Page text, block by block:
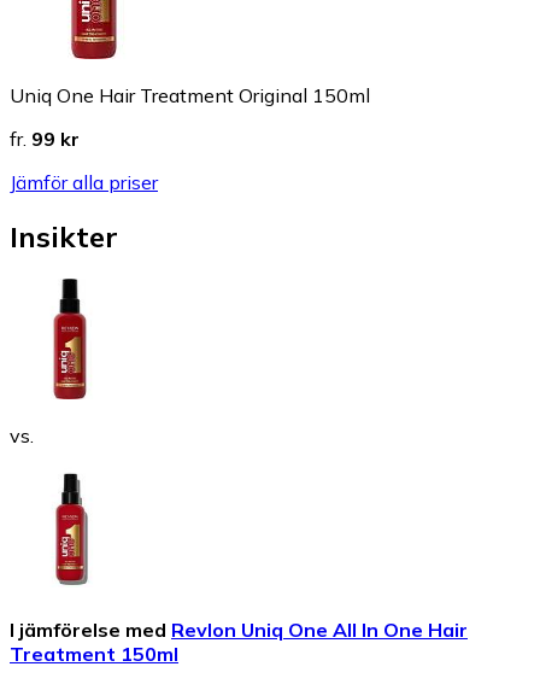
Uniq One Hair Treatment Original 150ml
fr. 99 kr
Jämför alla priser
Insikter
vs.
I jämförelse med Revlon Uniq One All In One Hair
Treatment 150ml